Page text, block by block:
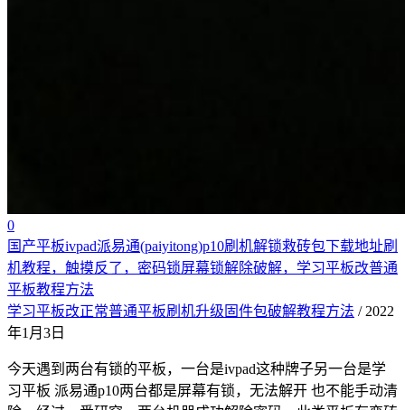
0
国产平板ivpad派易通(paiyitong)p10刷机解锁救砖包下载地址刷
机教程，触摸反了，密码锁屏幕锁解除破解，学习平板改普通
平板教程方法
学习平板改正常普通平板刷机升级固件包破解教程方法 / 2022
年1月3日
今天遇到两台有锁的平板，一台是ivpad这种牌子另一台是学
习平板 派易通p10两台都是屏幕有锁，无法解开 也不能手动清